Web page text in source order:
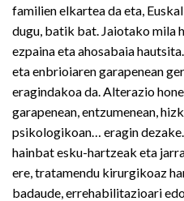
familien elkartea da eta,
dugu, batik bat. Jaiotako mila
ezpaina eta ahosabaia
eta enbrioiaren garapenean
eragindakoa da. Alterazio
garapenean, entzumenean,
psikologikoan… eragin
hainbat esku-hartzeak eta
ere, tratamendu kirurgikoaz
badaude, errehabilitazioari